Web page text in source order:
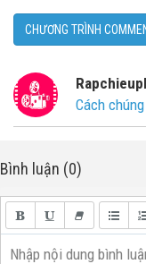
CHƯƠNG TRÌNH
Cách
Bình luận (0)
Nhập nội dung bình